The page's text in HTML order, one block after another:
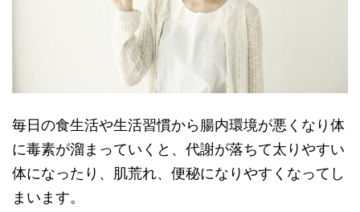
毎日の食生活や生活習慣から腸内環境が悪くなり体
に毒素が溜まっていくと、代謝が落ちて太りやすい
体になったり、肌荒れ、便秘になりやすくなってし
まいます。